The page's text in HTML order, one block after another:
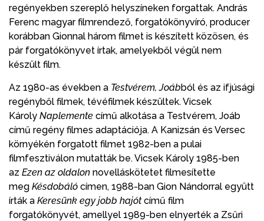
regényekben szereplő helyszíneken forgattak. András
Ferenc magyar filmrendező, forgatókönyvíró, producer
korábban Gionnal három filmet is készített közösen, és
pár forgatókönyvet írtak, amelyekből végül nem
készült film.
Az 1980-as években a Testvérem, Joábból és az ifjúsági
regényből filmek, tévéfilmek készültek. Vicsek
Károly Naplemente című alkotása a Testvérem, Joáb
című regény filmes adaptációja. A Kanizsán és Versec
környékén forgatott filmet 1982-ben a pulai
filmfesztiválon mutatták be. Vicsek Károly 1985-ben
az Ezen az oldalon novelláskötetet filmesítette
meg Késdobáló címen, 1988-ban Gion Nándorral együtt
írták a Keresünk egy jobb hajótcímű film
forgatókönyvét, amellyel 1989-ben elnyerték a Zsűri